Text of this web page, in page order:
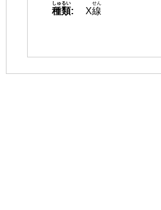
種類
しゅるい
: X線
せん